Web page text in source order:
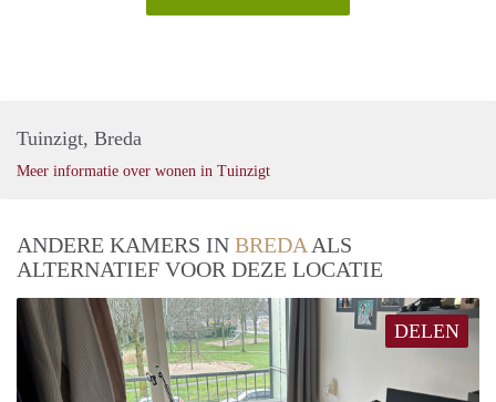
Tuinzigt, Breda
Meer informatie over wonen in Tuinzigt
ANDERE KAMERS IN BREDA ALS
ALTERNATIEF VOOR DEZE LOCATIE
DELEN